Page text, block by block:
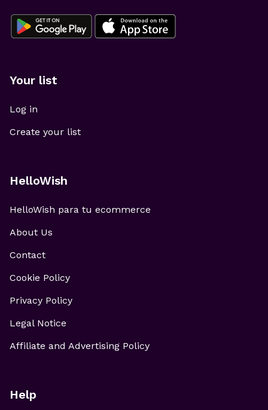
Your list
Log in
Create your list
HelloWish
HelloWish para tu ecommerce
About Us
Contact
Cookie Policy
Privacy Policy
Legal Notice
Affiliate and Advertising Policy
Help